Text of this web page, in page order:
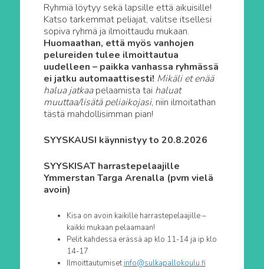
Ryhmiä löytyy sekä lapsille että aikuisille!
Katso tarkemmat peliajat, valitse itsellesi
sopiva ryhmä ja ilmoittaudu mukaan.
Huomaathan, että myös vanhojen
pelureiden tulee ilmoittautua
uudelleen – paikka vanhassa ryhmässä
ei jatku automaattisesti! Mikäli et enää
halua jatkaapelaamista tai haluat
muuttaa/lisätä peliaikojasi, niin ilmoitathan
tästä mahdollisimman pian!
SYYSKAUSI käynnistyy to 20.8.2026
SYYSKISAT harrastepelaajille
Ymmerstan Targa Arenalla (pvm vielä
avoin)
Kisa on avoin kaikille harrastepelaajille –
kaikki mukaan pelaamaan!
Pelit kahdessa erässä ap klo 11-14 ja ip klo
14-17
Ilmoittautumiset info@sulkapallokoulu.fi